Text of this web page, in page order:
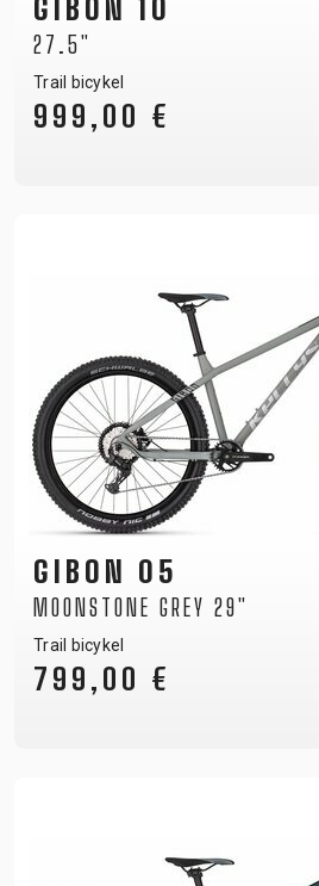
GIBON 10
27.5"
Trail bicykel
999,00 €
GIBON 05
MOONSTONE GREY 29"
Trail bicykel
799,00 €